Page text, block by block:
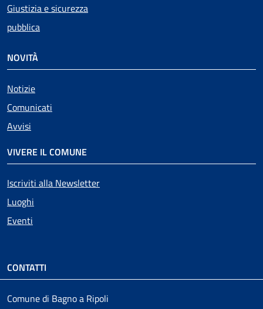
Giustizia e sicurezza
pubblica
NOVITÀ
Notizie
Comunicati
Avvisi
VIVERE IL COMUNE
Iscriviti alla Newsletter
Luoghi
Eventi
CONTATTI
Comune di Bagno a Ripoli